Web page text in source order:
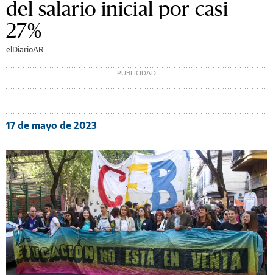
del salario inicial por casi
27%
elDiarioAR
17 de mayo de 2023